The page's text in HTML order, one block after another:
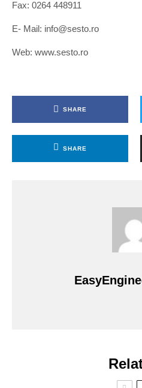
Fax: 0264 448911
E- Mail: info@sesto.ro
Web: www.sesto.ro
SHARE
SHARE